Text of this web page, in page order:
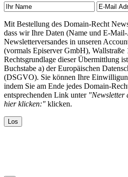
Mit Bestellung des Domain-Recht
dass wir Ihre Daten (Name und E-
Newsletterversandes in unseren
(vormals Episerver GmbH), Wallstraße
Rechtsgrundlage dieser Übermittlung
Buchstabe a) der Europäischen
(DSGVO). Sie können Ihre
indem Sie am Ende jedes Domain-
entsprechenden Link unter "Newsletter
hier klicken:" klicken.